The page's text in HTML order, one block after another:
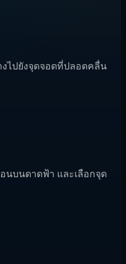
งไปยังจุดจอดที่ปลอดคลื่น
นบนดาดฟ้า และเลือกจุด